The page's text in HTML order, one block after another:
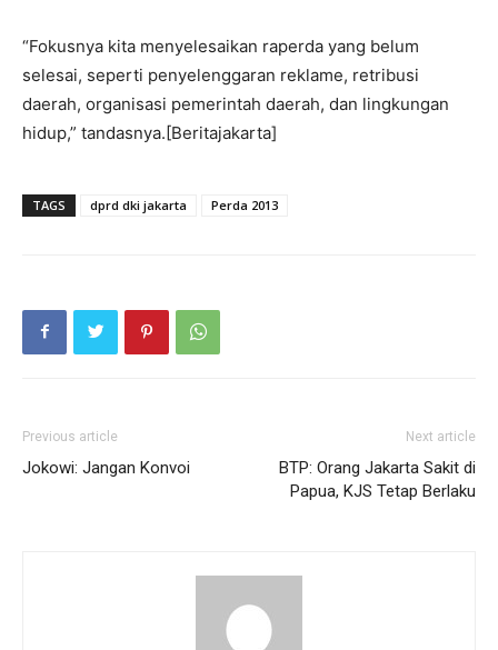
“Fokusnya kita menyelesaikan raperda yang belum
selesai, seperti penyelenggaran reklame, retribusi
daerah, organisasi pemerintah daerah, dan lingkungan
hidup,” tandasnya.[Beritajakarta]
TAGS dprd dki jakarta Perda 2013
Previous article
Jokowi: Jangan Konvoi
Next article
BTP: Orang Jakarta Sakit di
Papua, KJS Tetap Berlaku